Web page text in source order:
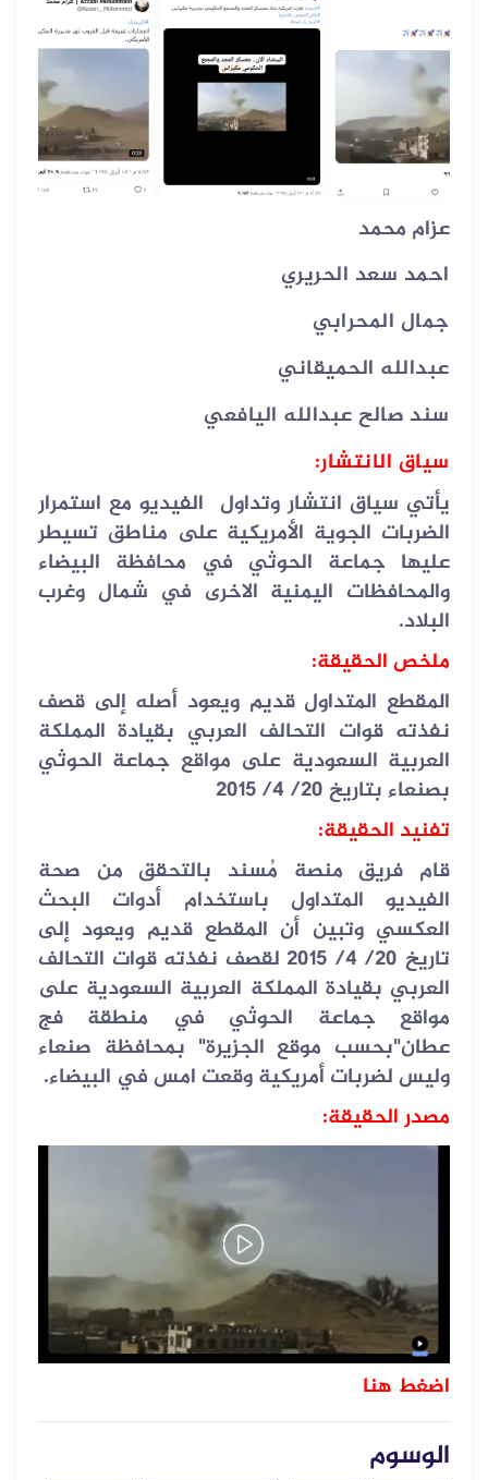
عزام محمد
احمد سعد الحريري
جمال المحرابي
عبدالله الحميقاني
سند صالح عبدالله اليافعي
سياق الانتشار:
يأتي سياق انتشار وتداول الفيديو مع استمرار
الضربات الجوية الأمريكية على مناطق تسيطر
عليها جماعة الحوثي في محافظة البيضاء
والمحافظات اليمنية الاخرى في شمال وغرب
البلاد.
ملخص الحقيقة:
المقطع المتداول قديم ويعود أصله إلى قصف
نفذته قوات التحالف العربي بقيادة المملكة
العربية السعودية على مواقع جماعة الحوثي
بصنعاء بتاريخ 20/ 4/ 2015
تفنيد الحقيقة:
قام فريق منصة مُسند بالتحقق من صحة
الفيديو المتداول باستخدام أدوات البحث
العكسي وتبين أن المقطع قديم ويعود إلى
تاريخ 20/ 4/ 2015 لقصف نفذته قوات التحالف
العربي بقيادة المملكة العربية السعودية على
مواقع جماعة الحوثي في منطقة فج
عطان"بحسب موقع الجزيرة" بمحافظة صنعاء
وليس لضربات أمريكية وقعت امس في البيضاء.
مصدر الحقيقة:
اضغط هنا
الوسوم